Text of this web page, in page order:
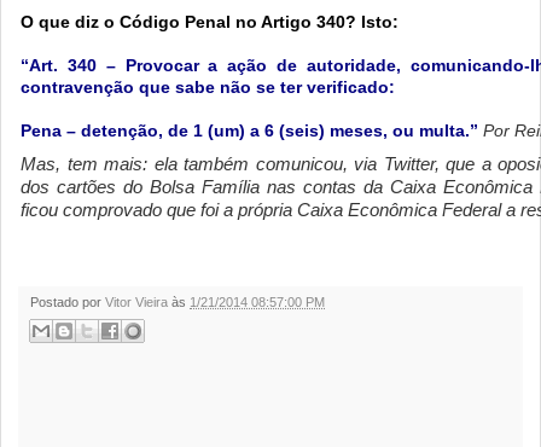
O que diz o Código Penal no Artigo 340? Isto:
“Art. 340 – Provocar a ação de autoridade,
contravenção que sabe não se ter verificado:
Pena – detenção, de 1 (um) a 6 (seis) meses, ou multa.” Por
Mas, tem mais: ela também comunicou, via Twitter, que a
dos cartões do Bolsa Família nas contas da Caixa Econômica
ficou comprovado que foi a própria Caixa Econômica Federal a
Postado por Vitor Vieira às 1/21/2014 08:57:00 PM